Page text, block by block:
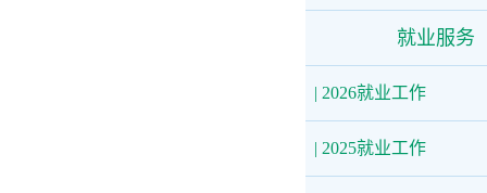
就业服务
| 2026就业工作
| 2025就业工作